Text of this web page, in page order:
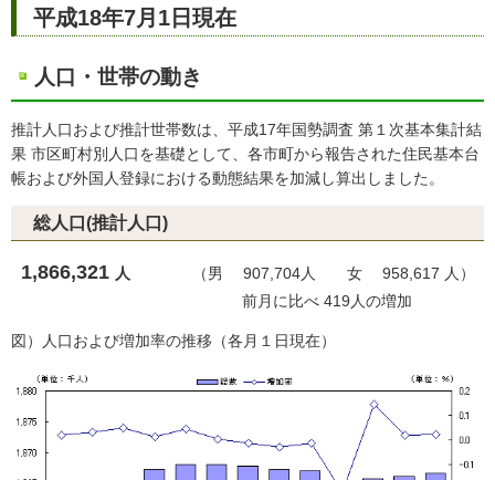
平成18年7月1日現在
人口・世帯の動き
推計人口および推計世帯数は、平成17年国勢調査 第１次基本集計結
果 市区町村別人口を基礎として、各市町から報告された住民基本台
帳および外国人登録における動態結果を加減し算出しました。
総人口(推計人口)
1,866,321 人 （男 907,704人 女 958,617 人）
前月に比べ 419人の増加
図）人口および増加率の推移（各月１日現在）